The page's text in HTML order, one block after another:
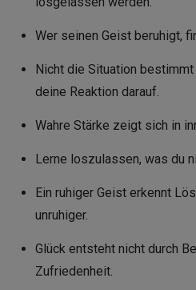
Wer seinen Geist beruhigt,
Nicht die Situation
deine Reaktion darauf.
Wahre Stärke zeigt sich in
Lerne loszulassen, was du
Ein ruhiger Geist erkennt
unruhiger.
Glück entsteht nicht durch
Zufriedenheit.